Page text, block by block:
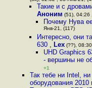
Такие и с
Аноним (51), 04:26
Почему Нува
Янв-21, (117)
Интересно, они
630 , Lex(??),
UHD Graphics
- вершины не
+1
Так тебе ни Intel,
оборудования 2010